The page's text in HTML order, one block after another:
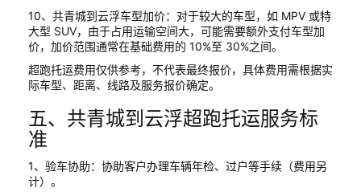
10、共青城到云浮车型加价：对于较大的车型，如 MPV 或特
大型 SUV，由于占用运输空间大，可能需要额外支付车型加
价，加价范围通常在基础费用的 10%至 30%之间。
超跑托运费用仅供参考，不代表最终报价，具体费用需根据实
际车型、距离、线路及服务报价确定。
五、共青城到云浮超跑托运服务标
准
1、验车协助：协助客户办理车辆年检、过户等手续（费用另
计）。